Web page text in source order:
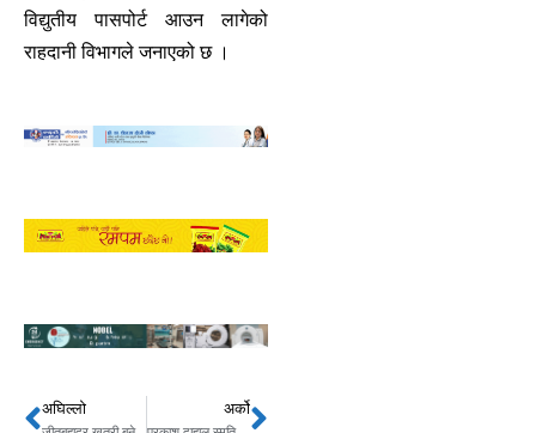
विद्युतीय पासपोर्ट आउन लागेको
राहदानी विभागले जनाएको छ ।
Prev
अघिल्लो अर्कोNext